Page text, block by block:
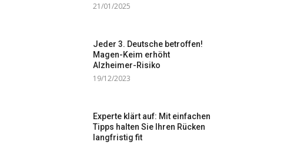
21/01/2025
Jeder 3. Deutsche betroffen!
Magen-Keim erhöht
Alzheimer-Risiko
19/12/2023
Experte klärt auf: Mit einfachen
Tipps halten Sie Ihren Rücken
langfristig fit